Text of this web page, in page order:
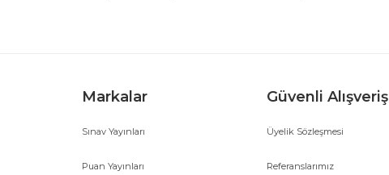
Markalar
Sınav Yayınları
Puan Yayınları
Güvenli Alışveriş
Üyelik Sözleşmesi
Referanslarımız